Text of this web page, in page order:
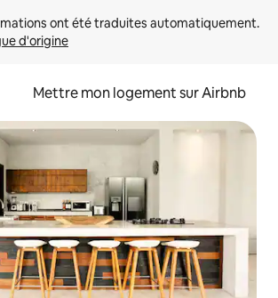
d'origine
Mettre mon logement sur Airbnb